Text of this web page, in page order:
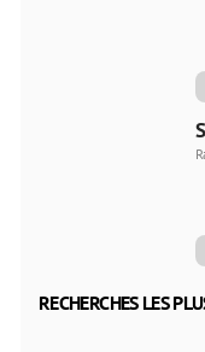
RECHERCHES LES